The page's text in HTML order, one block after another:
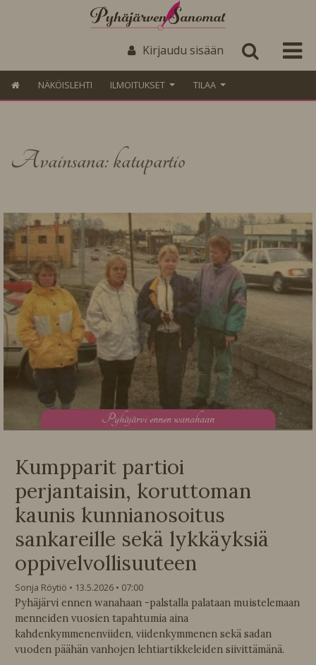
Kirjaudu sisään
NÄKÖISLEHTI ILMOITUKSET TILAA
Avainsana: katupartio
Pyhäjärvi ennen wanahaan
Kumpparit partioi
perjantaisin, koruttoman
kaunis kunnianosoitus
sankareille sekä lykkäyksiä
oppivelvollisuuteen
Sonja Röytiö 13.5.2026
07:00
Pyhäjärvi ennen wanahaan -palstalla palataan muistelemaan
menneiden vuosien tapahtumia aina
kahdenkymmenenviiden, viidenkymmenen sekä sadan
vuoden päähän vanhojen lehtiartikkeleiden siivittämänä.